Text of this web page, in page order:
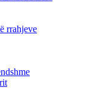
rrahjeve